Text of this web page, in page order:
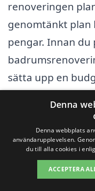
renoveringen
genomtänkt plan
pengar. Innan du
sätta upp en
definierade krav
olika offerter
om vad du får
Denna
Denna webbplats
användarupplevelsen.
du till alla cookies i
ACCEPTERA